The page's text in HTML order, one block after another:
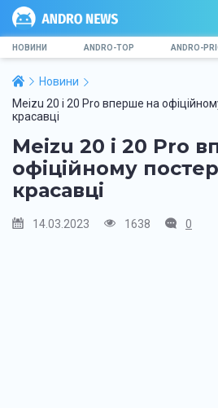
НОВИНИ ANDRO-TOP ANDRO-
Новини
Meizu 20 і 20 Pro вперше на
красавці
Meizu 20 і 20 Pro
офіційному
красавці
14.03.2023 1638 0